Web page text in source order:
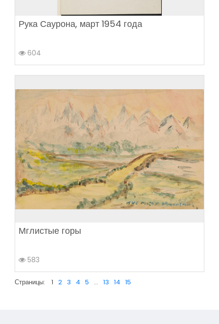
Рука Саурона, март 1954 года
604
Мглистые горы
583
Страницы: 1 2 3 4 5 ... 13 14 15